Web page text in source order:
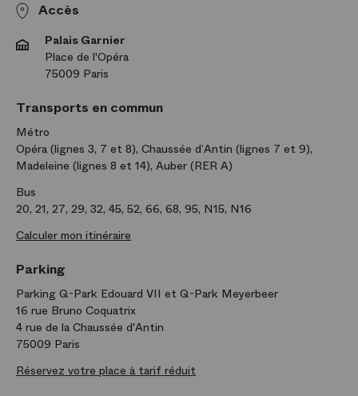
Accès
Palais Garnier
Place de l'Opéra
75009 Paris
Transports en commun
Métro
Opéra (lignes 3, 7 et 8), Chaussée d’Antin (lignes 7 et 9),
Madeleine (lignes 8 et 14), Auber (RER A)
Bus
20, 21, 27, 29, 32, 45, 52, 66, 68, 95, N15, N16
Calculer mon itinéraire
Parking
Parking Q-Park Edouard VII et Q-Park Meyerbeer
16 rue Bruno Coquatrix
4 rue de la Chaussée d'Antin
75009 Paris
Réservez votre place à tarif réduit